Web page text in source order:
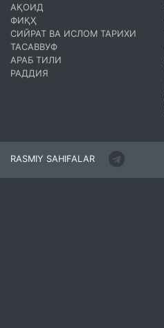
АҚОИД
ФИҚҲ
СИЙРАТ ВА ИСЛОМ ТАРИХИ
ТАСАВВУФ
АРАБ ТИЛИ
РАДДИЯ
RASMIY SAHIFALAR